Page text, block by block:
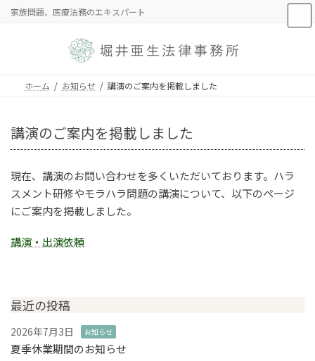
家族問題、医療法務のエキスパート
ホーム お知らせ 講演のご案内を掲載しました
講演のご案内を掲載しました
現在、講演のお問い合わせを多くいただいております。ハラ
スメント研修やモラハラ問題の講演について、以下のページ
にご案内を掲載しました。
講演・出演依頼
最近の投稿
2026年7月3日 お知らせ
夏季休業期間のお知らせ